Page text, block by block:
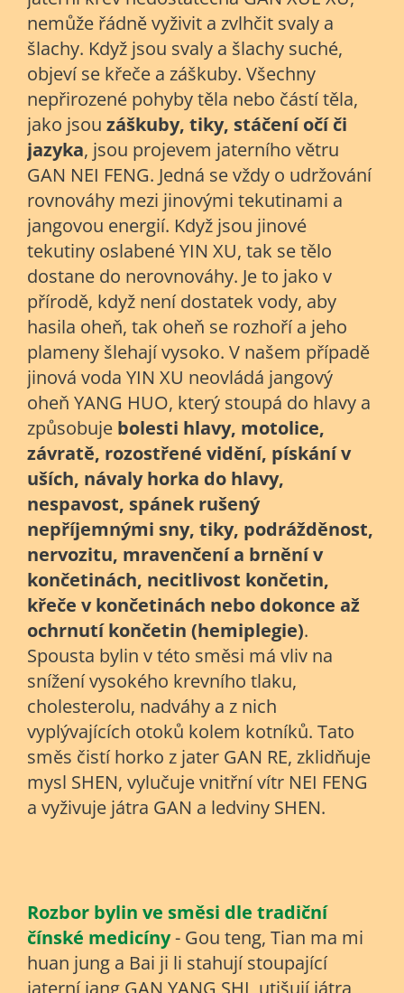
nemůže řádně vyživit a zvlhčit svaly a
šlachy. Když jsou svaly a šlachy suché,
objeví se křeče a záškuby. Všechny
nepřirozené pohyby těla nebo částí těla,
jako jsou záškuby, tiky, stáčení očí či
jazyka, jsou projevem jaterního větru
GAN NEI FENG. Jedná se vždy o udržování
rovnováhy mezi jinovými tekutinami a
jangovou energií. Když jsou jinové
tekutiny oslabené YIN XU, tak se tělo
dostane do nerovnováhy. Je to jako v
přírodě, když není dostatek vody, aby
hasila oheň, tak oheň se rozhoří a jeho
plameny šlehají vysoko. V našem případě
jinová voda YIN XU neovládá jangový
oheň YANG HUO, který stoupá do hlavy a
způsobuje bolesti hlavy, motolice,
závratě, rozostřené vidění, pískání v
uších, návaly horka do hlavy,
nespavost, spánek rušený
nepříjemnými sny, tiky, podrážděnost,
nervozitu, mravenčení a brnění v
končetinách, necitlivost končetin,
křeče v končetinách nebo dokonce až
ochrnutí končetin (hemiplegie).
Spousta bylin v této směsi má vliv na
snížení vysokého krevního tlaku,
cholesterolu, nadváhy a z nich
vyplývajících otoků kolem kotníků. Tato
směs čistí horko z jater GAN RE, zklidňuje
mysl SHEN, vylučuje vnitřní vítr NEI FENG
a vyživuje játra GAN a ledviny SHEN.
Rozbor bylin ve směsi dle tradiční
čínské medicíny- Gou teng, Tian ma mi
huan jung a Bai ji li stahují stoupající
jaterní jang GAN YANG SHI, utišují játra